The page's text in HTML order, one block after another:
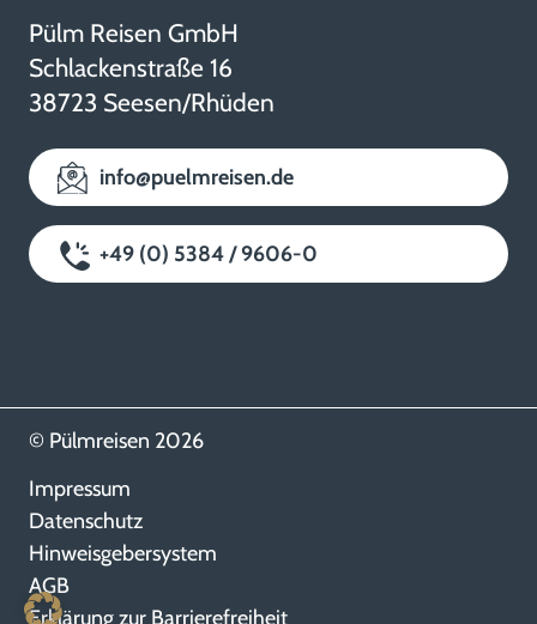
Pülm Reisen GmbH
Schlackenstraße 16
38723 Seesen/Rhüden
info@puelmreisen.de
+49 (0) 5384 / 9606-0
© Pülmreisen 2026
Impressum
Datenschutz
Hinweisgebersystem
AGB
Erklärung zur Barrierefreiheit